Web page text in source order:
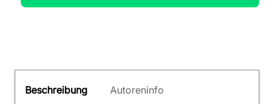
Beschreibung Autoreninfo